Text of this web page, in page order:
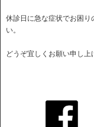
休診日に急な症状でお困り
い。
どうぞ宜しくお願い申し上